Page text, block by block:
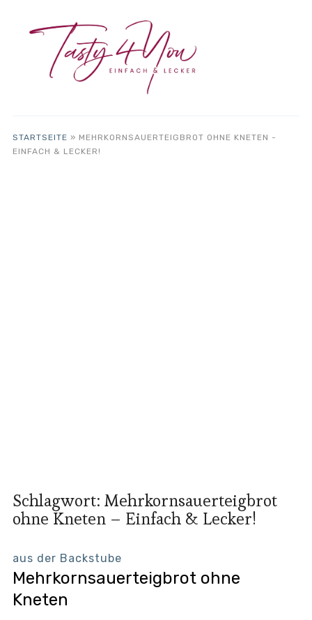
STARTSEITE » MEHRKORNSAUERTEIGBROT OHNE KNETEN -
EINFACH & LECKER!
Schlagwort: Mehrkornsauerteigbrot
ohne Kneten – Einfach & Lecker!
aus der Backstube
Mehrkornsauerteigbrot ohne
Kneten